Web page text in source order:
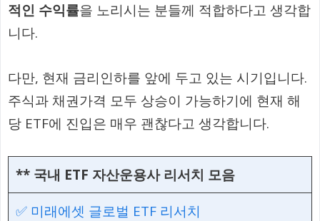
적인 수익률을 노리시는 분들께 적합하다고 생각합
니다.
다만, 현재 금리인하를 앞에 두고 있는 시기입니다.
주식과 채권가격 모두 상승이 가능하기에 현재 해
당 ETF에 진입은 매우 괜찮다고 생각합니다.
** 국내 ETF 자산운용사 리서치 모음
✅ 미래에셋 글로벌 ETF 리서치